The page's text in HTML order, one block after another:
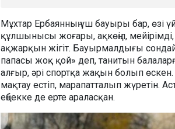
Мұхтар Ербаянның үш бауыры бар, өзі
құлшынысы жоғары, ақкөңіл,
ақжарқын жігіт. Бауырмалдығы
папасы жоқ қой» деп, танитын
алғыр, әрі спортқа жақын болып
мақтау естіп, марапатталып жүретін.
еңбекке де ерте араласқан.